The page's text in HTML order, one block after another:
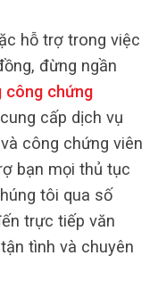
hỗ trợ trong việc
đừng ngần
công chứng
cấp dịch vụ
công chứng viên
bạn mọi thủ tục
tôi qua số
trực tiếp văn
tình và chuyên